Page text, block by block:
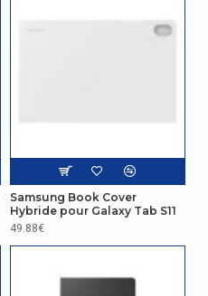
Samsung Book Cover
Hybride pour Galaxy Tab S11
49.88€